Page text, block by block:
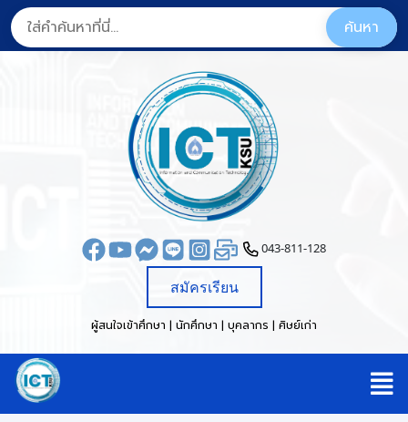
043-811-128
สมัครเรียน
ผู้สนใจเข้าศึกษา | นักศึกษา | บุคลากร | ศิษย์เก่า